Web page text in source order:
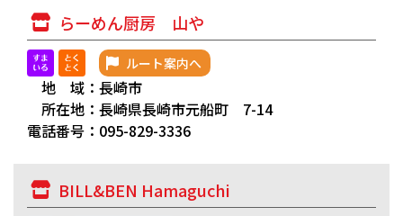
らーめん厨房 山や
ルート案内へ
地 域：長崎市
所在地：長崎県長崎市元船町 7-14
電話番号：095-829-3336
BILL&BEN Hamaguchi